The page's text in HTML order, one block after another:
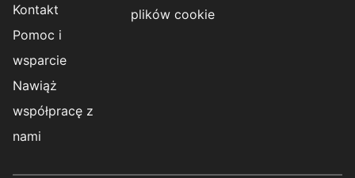
Kontakt
Pomoc i
wsparcie
Nawiąż
współpracę z
nami
plików cookie